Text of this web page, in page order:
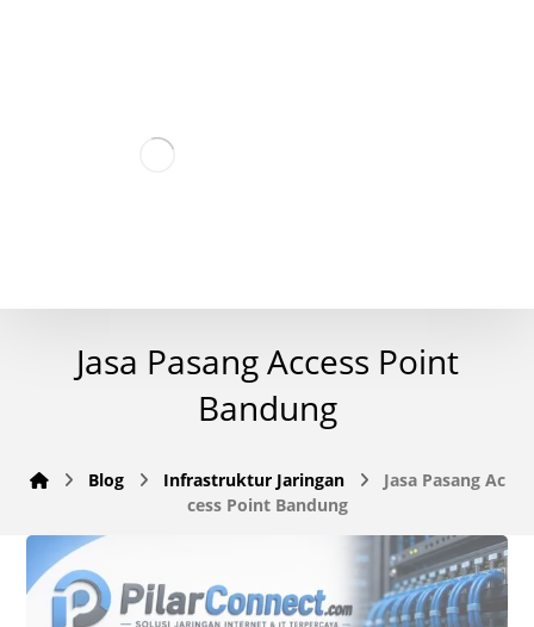
Jasa Pasang Access Point
Bandung
Blog Infrastruktur Jaringan
Jasa Pasang Ac
cess Point Bandung